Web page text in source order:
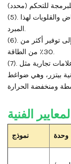
(5). يمكن تخصيص آلات المياه الباردة المقاومة للأحماض والقلويات لهذا
(6). يؤدي استخدام المبخرات والمكثفات عالية الكفاءة إلى توفير أكثر من
(7). تحتوي الوحدات على ضواغط مستوردة ومن علامات تجارية مثل
بيتزر، وهي ضواغط
نموذج وحدة